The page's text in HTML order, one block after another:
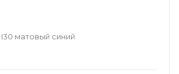
матовый синий